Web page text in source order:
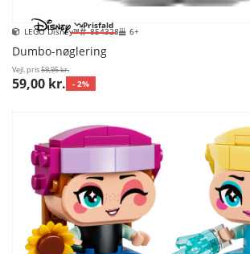
Prisfald
LEGO Disney™ 854328 6+
Dumbo-nøglering
Vejl. pris59,95 kr.
59,00 kr. - 2%